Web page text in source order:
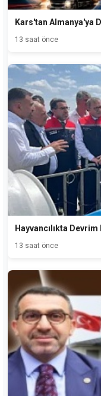
Kars'tan Almanya'ya
13 saat önce
Hayvancılıkta
13 saat önce